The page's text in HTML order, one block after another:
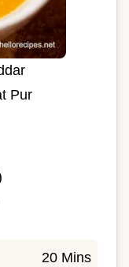
Pur
20 Mins